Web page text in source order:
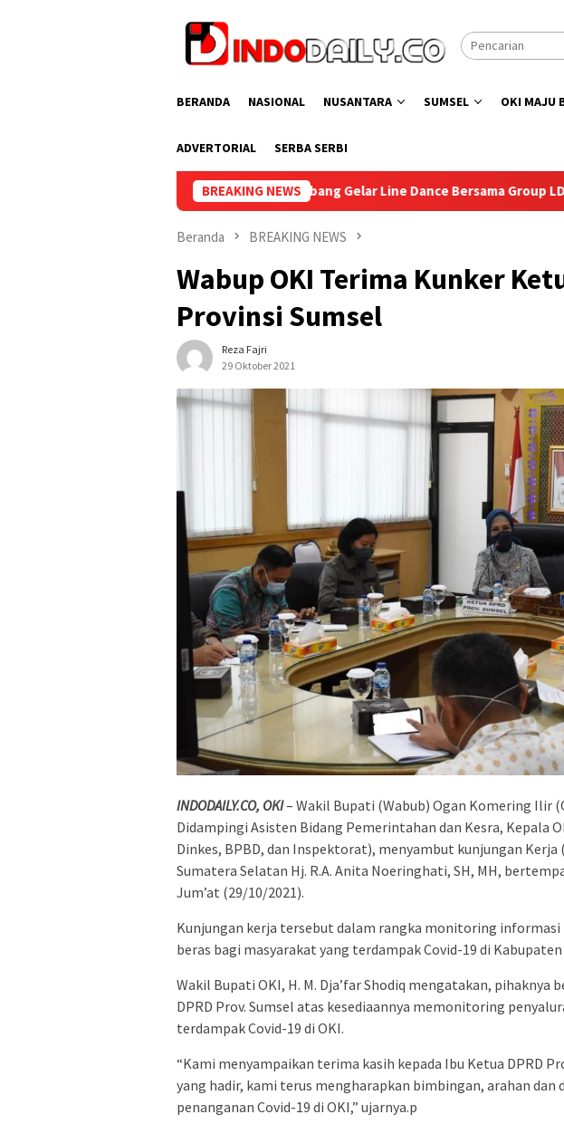
BERANDA NASIONAL NUSANTARA SUMSEL OKI MAJU
ADVERTORIAL SERBA SERBI
BREAKING NEWS
Perempuan Palembang Gelar Line Dance Bersama Group LD Top 100 Isi
Beranda BREAKING NEWS
Wabup OKI Terima Kunker
Provinsi Sumsel
Reza Fajri
29 Oktober 2021
INDODAILY.CO, OKI– Wakil Bupati (Wabub) Ogan Komering Ilir
Didampingi Asisten Bidang Pemerintahan dan Kesra, Kepala
Dinkes, BPBD, dan Inspektorat), menyambut kunjungan Kerja
Sumatera Selatan Hj. R.A. Anita Noeringhati, SH, MH,
Jum’at (29/10/2021).
Kunjungan kerja tersebut dalam rangka monitoring
beras bagi masyarakat yang terdampak Covid-19 di
Wakil Bupati OKI, H. M. Dja’far Shodiq mengatakan, pihaknya
DPRD Prov. Sumsel atas kesediaannya memonitoring
terdampak Covid-19 di OKI.
“Kami menyampaikan terima kasih kepada Ibu Ketua DPRD
yang hadir, kami terus mengharapkan bimbingan, arahan dan
penanganan Covid-19 di OKI,” ujarnya.p